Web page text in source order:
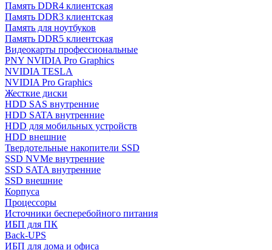
Память DDR4 клиентская
Память DDR3 клиентская
Память для ноутбуков
Память DDR5 клиентская
Видеокарты профессиональные
PNY NVIDIA Pro Graphics
NVIDIA TESLA
NVIDIA Pro Graphics
Жесткие диски
HDD SAS внутренние
HDD SATA внутренние
HDD для мобильных устройств
HDD внешние
Твердотельные накопители SSD
SSD NVMe внутренние
SSD SATA внутренние
SSD внешние
Корпуса
Процессоры
Источники бесперебойного питания
ИБП для ПК
Back-UPS
ИБП для дома и офиса